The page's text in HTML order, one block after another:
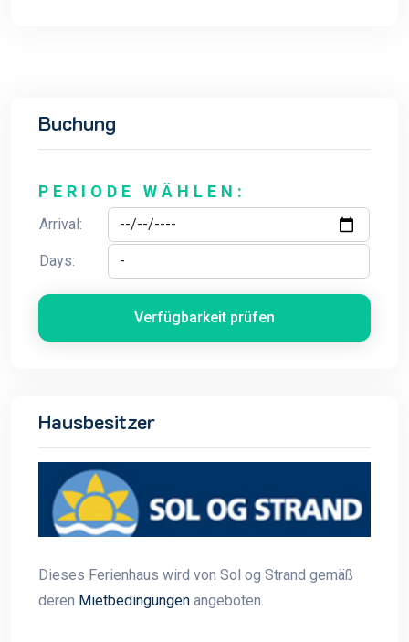
Buchung
PERIODE WÄHLEN:
Arrival:
Days:
Verfügbarkeit prüfen
Hausbesitzer
Dieses Ferienhaus wird von Sol og Strand gemäß
deren Mietbedingungen angeboten.